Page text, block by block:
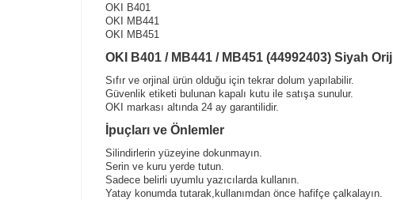
OKI B401
OKI MB441
OKI MB451
OKI B401 / MB441 / MB451 (44992403) Siyah
Sıfır ve orjinal ürün olduğu için tekrar dolum yapılabilir.
Güvenlik etiketi bulunan kapalı kutu ile satışa sunulur.
OKI markası altında 24 ay garantilidir.
İpuçları ve Önlemler
Silindirlerin yüzeyine dokunmayın.
Serin ve kuru yerde tutun.
Sadece belirli uyumlu yazıcılarda kullanın.
Yatay konumda tutarak,kullanımdan önce hafifçe çalkalayın.